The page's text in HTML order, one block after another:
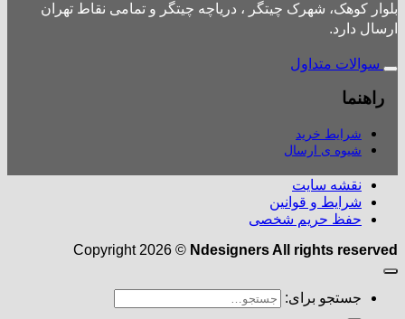
بلوار کوهک، شهرک چیتگر ، دریاچه چیتگر و تمامی نقاط تهران
ارسال دارد.
سوالات متداول
راهنما
شرایط خرید
شیوه ی ارسال
نقشه سایت
شرایط و قوانین
حفظ حریم شخصی
Copyright 2026 © Ndesigners All rights reserved
جستجو برای: